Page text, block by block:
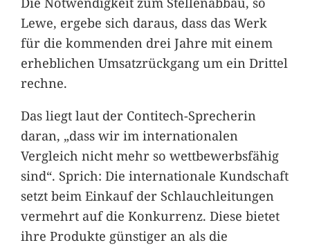
Lewe, ergebe sich daraus, dass das Werk
für die kommenden drei Jahre mit einem
erheblichen Umsatzrückgang um ein Drittel
rechne.
Das liegt laut der Contitech-Sprecherin
daran, „dass wir im internationalen
Vergleich nicht mehr so wettbewerbsfähig
sind“. Sprich: Die internationale Kundschaft
setzt beim Einkauf der Schlauchleitungen
vermehrt auf die Konkurrenz. Diese bietet
ihre Produkte günstiger an als die